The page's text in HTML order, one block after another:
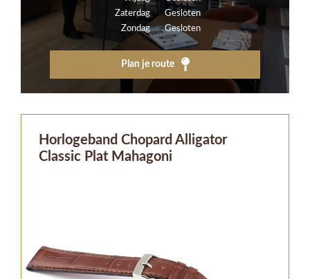
Zaterdag
Gesloten
Zondag
Gesloten
Plan je route
Horlogeband Chopard Alligator
Classic Plat Mahagoni